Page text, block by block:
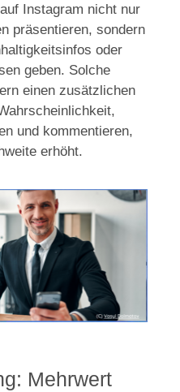
Instagram nicht nur
präsentieren, sondern
oder
geben. Solche
einen zusätzlichen
und kommentieren,
erhöht.
Mehrwert